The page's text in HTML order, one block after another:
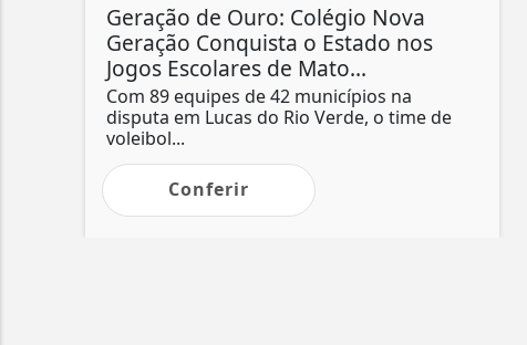
Geração de Ouro: Colégio Nova
Geração Conquista o Estado nos
Jogos Escolares de Mato...
Com 89 equipes de 42 municípios na
disputa em Lucas do Rio Verde, o time de
voleibol...
Conferir